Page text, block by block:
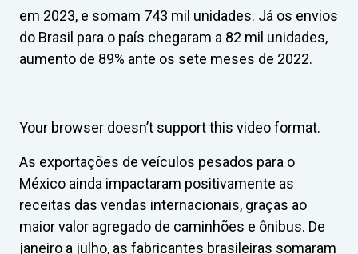
em 2023, e somam 743 mil unidades. Já os envios
do Brasil para o país chegaram a 82 mil unidades,
aumento de 89% ante os sete meses de 2022.
Your browser doesn’t support this video format.
As exportações de veículos pesados para o
México ainda impactaram positivamente as
receitas das vendas internacionais, graças ao
maior valor agregado de caminhões e ônibus. De
janeiro a julho, as fabricantes brasileiras somaram